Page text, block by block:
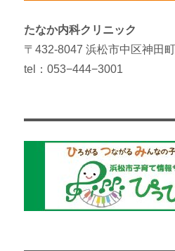
たなか内科クリニック
〒432-8047 浜松市中区神田
tel：053−444−3001